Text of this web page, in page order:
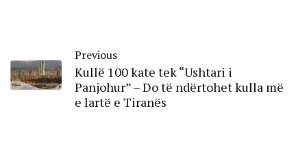
Previous
Kullë 100 kate tek “Ushtari i
Panjohur” – Do të ndërtohet kulla më
e lartë e Tiranës